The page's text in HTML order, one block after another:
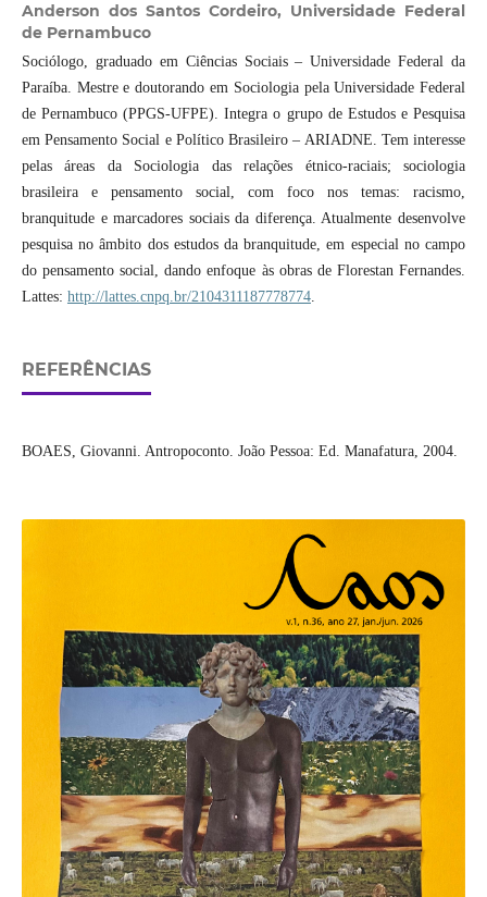
Anderson dos Santos Cordeiro, Universidade Federal
de Pernambuco
Sociólogo, graduado em Ciências Sociais – Universidade Federal da
Paraíba. Mestre e doutorando em Sociologia pela Universidade Federal
de Pernambuco (PPGS-UFPE). Integra o grupo de Estudos e Pesquisa
em Pensamento Social e Político Brasileiro – ARIADNE. Tem interesse
pelas áreas da Sociologia das relações étnico-raciais; sociologia
brasileira e pensamento social, com foco nos temas: racismo,
branquitude e marcadores sociais da diferença. Atualmente desenvolve
pesquisa no âmbito dos estudos da branquitude, em especial no campo
do pensamento social, dando enfoque às obras de Florestan Fernandes.
Lattes: http://lattes.cnpq.br/2104311187778774.
REFERÊNCIAS
BOAES, Giovanni. Antropoconto. João Pessoa: Ed. Manafatura, 2004.